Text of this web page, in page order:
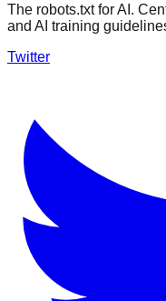
The robots.txt for AI.
and AI training
Twitter